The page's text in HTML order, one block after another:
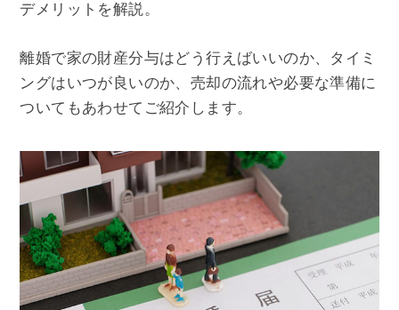
デメリットを解説。
離婚で家の財産分与はどう行えばいいのか、タイミ
ングはいつが良いのか、売却の流れや必要な準備に
ついてもあわせてご紹介します。